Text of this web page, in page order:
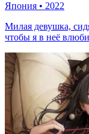
Япония • 2022
Милая девушка,
чтобы я в неё